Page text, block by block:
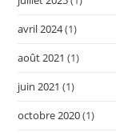
avril 2024(1)
août 2021 (1)
juin 2021 (1)
octobre 2020(1)